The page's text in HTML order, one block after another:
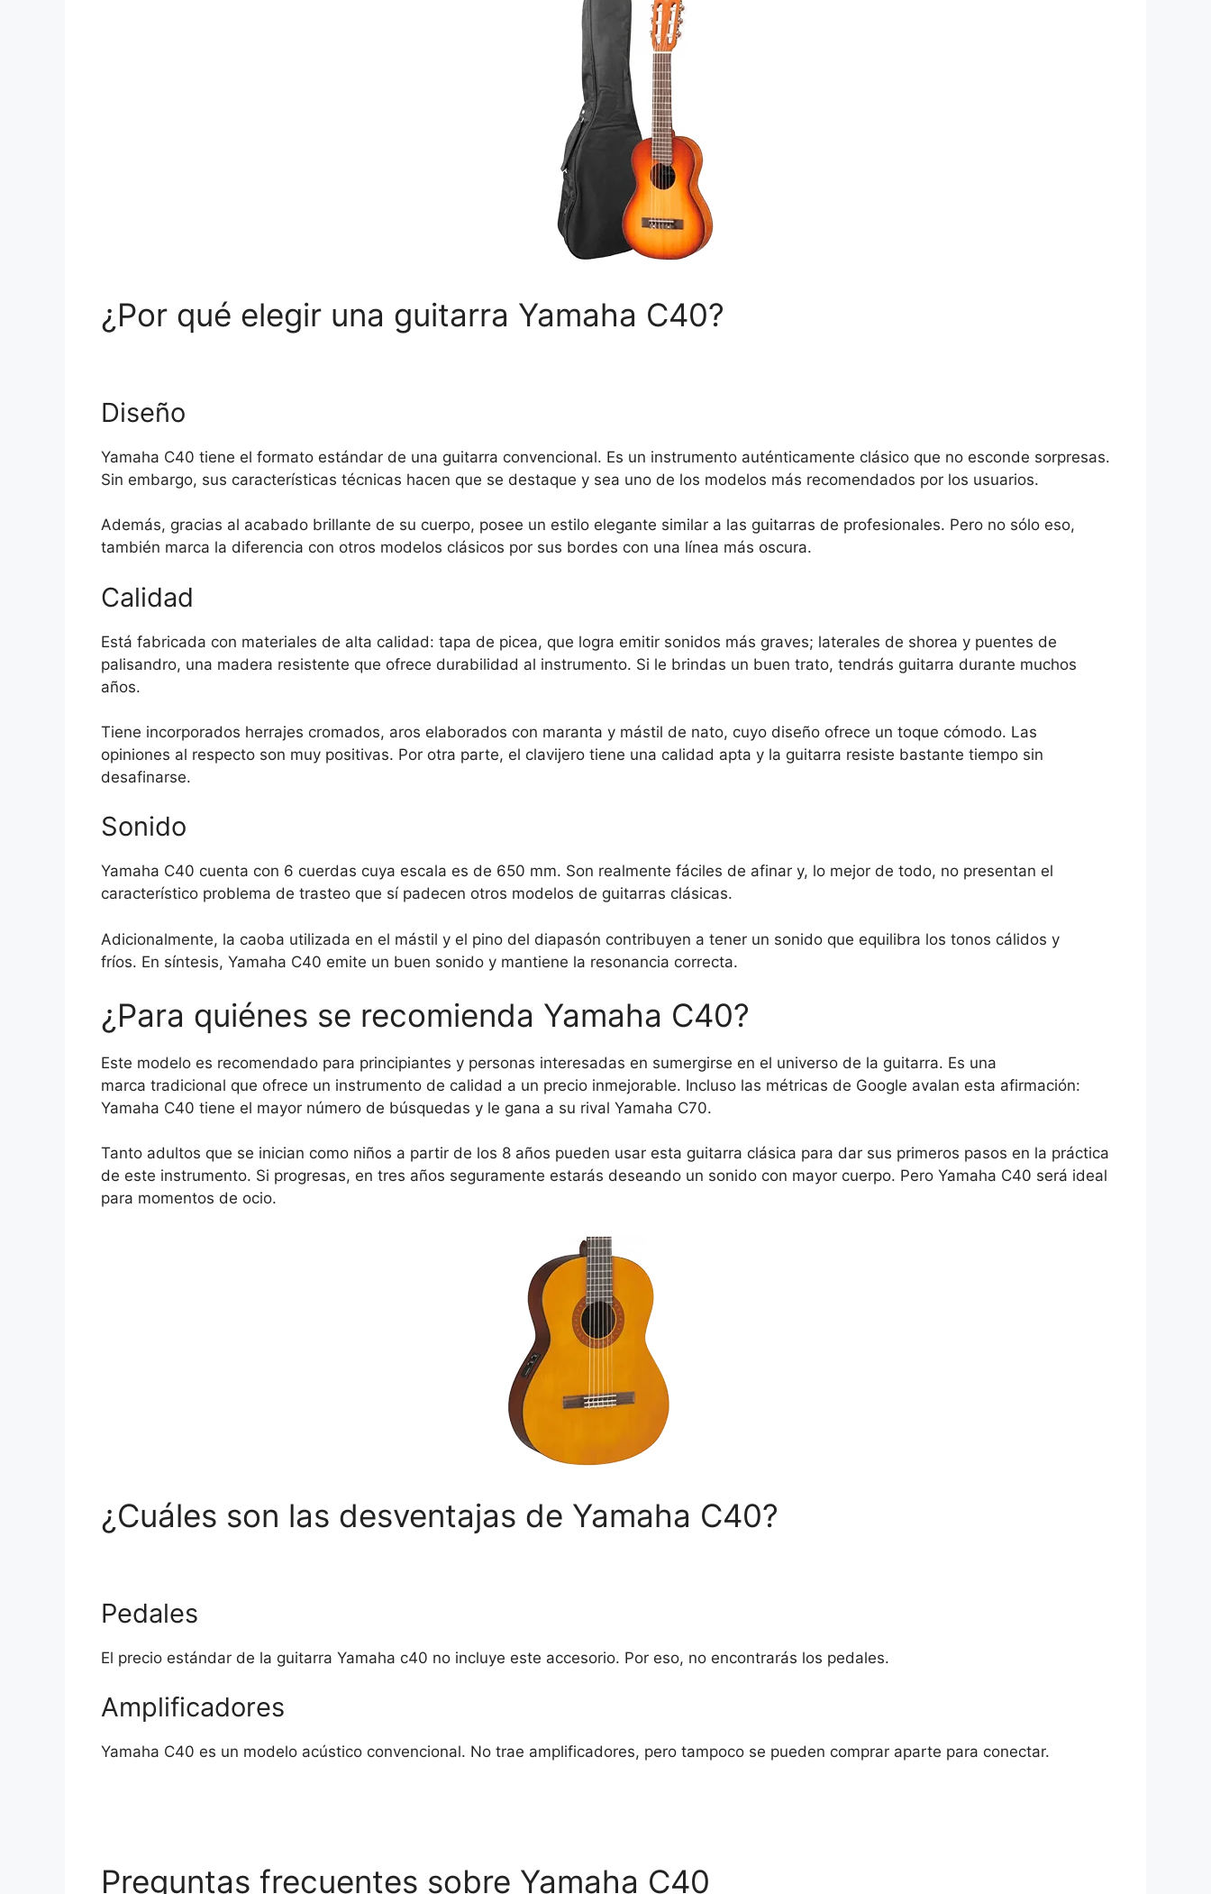
¿Por qué elegir una guitarra Yamaha C40?
Diseño
Yamaha C40 tiene el formato estándar de una guitarra convencional. Es un instrumento auténticamente clásico que no esconde sorpresas.
Sin embargo, sus características técnicas hacen que se destaque y sea uno de los modelos más recomendados por los usuarios.
Además, gracias al acabado brillante de su cuerpo, posee un estilo elegante similar a las guitarras de profesionales. Pero no sólo eso,
también marca la diferencia con otros modelos clásicos por sus bordes con una línea más oscura.
Calidad
Está fabricada con materiales de alta calidad: tapa de picea, que logra emitir sonidos más graves; laterales de shorea y puentes de
palisandro, una madera resistente que ofrece durabilidad al instrumento. Si le brindas un buen trato, tendrás guitarra durante muchos
años.
Tiene incorporados herrajes cromados, aros elaborados con maranta y mástil de nato, cuyo diseño ofrece un toque cómodo. Las
opiniones al respecto son muy positivas. Por otra parte, el clavijero tiene una calidad apta y la guitarra resiste bastante tiempo sin
desafinarse.
Sonido
Yamaha C40 cuenta con 6 cuerdas cuya escala es de 650 mm. Son realmente fáciles de afinar y, lo mejor de todo, no presentan el
característico problema de trasteo que sí padecen otros modelos de guitarras clásicas.
Adicionalmente, la caoba utilizada en el mástil y el pino del diapasón contribuyen a tener un sonido que equilibra los tonos cálidos y
fríos. En síntesis, Yamaha C40 emite un buen sonido y mantiene la resonancia correcta.
¿Para quiénes se recomienda Yamaha C40?
Este modelo es recomendado para principiantes y personas interesadas en sumergirse en el universo de la guitarra. Es una
marca tradicional que ofrece un instrumento de calidad a un precio inmejorable. Incluso las métricas de Google avalan esta afirmación:
Yamaha C40 tiene el mayor número de búsquedas y le gana a su rival Yamaha C70.
Tanto adultos que se inician como niños a partir de los 8 años pueden usar esta guitarra clásica para dar sus primeros pasos en la práctica
de este instrumento. Si progresas, en tres años seguramente estarás deseando un sonido con mayor cuerpo. Pero Yamaha C40 será ideal
para momentos de ocio.
¿Cuáles son las desventajas de Yamaha C40?
Pedales
El precio estándar de la guitarra Yamaha c40 no incluye este accesorio. Por eso, no encontrarás los pedales.
Amplificadores
Yamaha C40 es un modelo acústico convencional. No trae amplificadores, pero tampoco se pueden comprar aparte para conectar.
Preguntas frecuentes sobre Yamaha C40